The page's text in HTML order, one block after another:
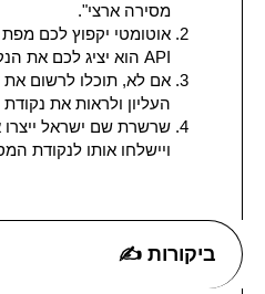
מסירה ארצי".
אוטומטי יקפוץ לכם מפת
API הוא יציג לכם את הנקודות הקרובות אליכם.
אם לא, תוכלו לרשום
העליון ולראות את
שרשרת שם ישראל
ויישלחו אותו לנקודת
ביקורות ✍